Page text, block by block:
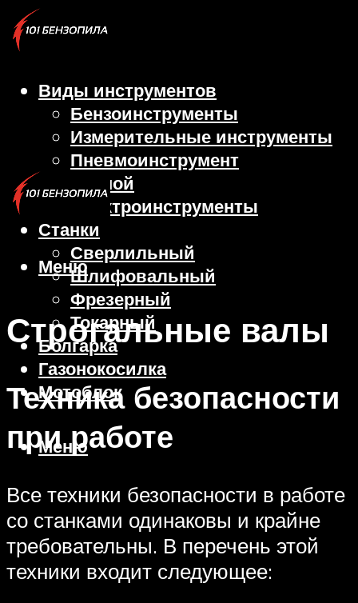
Виды инструментов
Бензоинструменты
Измерительные инструменты
Пневмоинструмент
Ручной
Электроинструменты
Станки
Сверлильный
Шлифовальный
Фрезерный
Токарный
Болгарка
Газонокосилка
Мотоблок
Меню
Меню
Строгальные валы
Техника безопасности
при работе
Все техники безопасности в работе
со станками одинаковы и крайне
требовательны. В перечень этой
техники входит следующее: